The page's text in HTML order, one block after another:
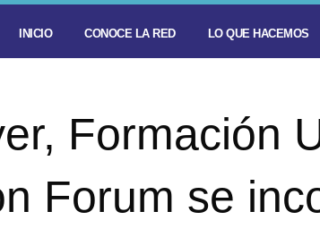
INICIO CONOCE LA RED LO QUE HACEMOS
Formación
Forum se